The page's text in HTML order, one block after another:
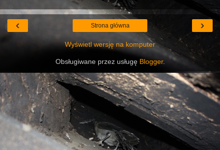
‹ ›
Strona główna
Wyświetl wersję na komputer
Obsługiwane przez usługę Blogger.